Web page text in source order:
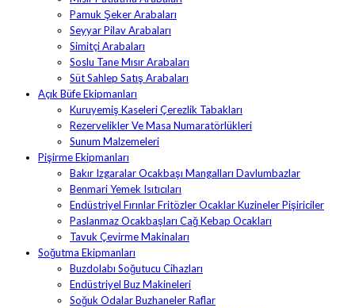
Pamuk Şeker Arabaları
Seyyar Pilav Arabaları
Simitçi Arabaları
Soslu Tane Mısır Arabaları
Süt Sahlep Satış Arabaları
Açık Büfe Ekipmanları
Kuruyemiş Kaseleri Çerezlik Tabakları
Rezervelikler Ve Masa Numaratörlükleri
Sunum Malzemeleri
Pişirme Ekipmanları
Bakır Izgaralar Ocakbaşı Mangalları Davlumbazlar
Benmari Yemek Isıtıcıları
Endüstriyel Fırınlar Fritözler Ocaklar Kuzineler Pişiriciler
Paslanmaz Ocakbaşları Cağ Kebap Ocakları
Tavuk Çevirme Makinaları
Soğutma Ekipmanları
Buzdolabı Soğutucu Cihazları
Endüstriyel Buz Makineleri
Soğuk Odalar Buzhaneler Raflar